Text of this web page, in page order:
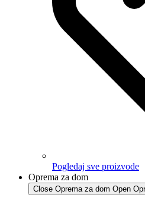
Pogledaj sve proizvode
Oprema za dom
Close Oprema za dom Open